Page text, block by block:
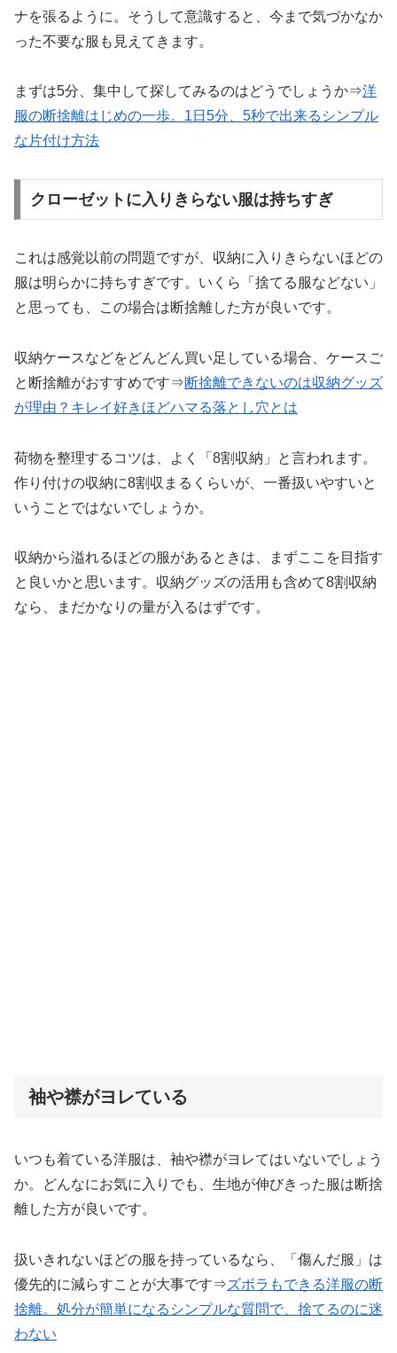
ナを張るように。そうして意識すると、今まで気づかなか
った不要な服も見えてきます。
まずは5分、集中して探してみるのはどうでしょうか⇒洋
服の断捨離はじめの一歩。1日5分、5秒で出来るシンプル
な片付け方法
クローゼットに入りきらない服は持ちすぎ
これは感覚以前の問題ですが、収納に入りきらないほどの
服は明らかに持ちすぎです。いくら「捨てる服などない」
と思っても、この場合は断捨離した方が良いです。
収納ケースなどをどんどん買い足している場合、ケースご
と断捨離がおすすめです⇒断捨離できないのは収納グッズ
が理由？キレイ好きほどハマる落とし穴とは
荷物を整理するコツは、よく「8割収納」と言われます。
作り付けの収納に8割収まるくらいが、一番扱いやすいと
いうことではないでしょうか。
収納から溢れるほどの服があるときは、まずここを目指す
と良いかと思います。収納グッズの活用も含めて8割収納
なら、まだかなりの量が入るはずです。
袖や襟がヨレている
いつも着ている洋服は、袖や襟がヨレてはいないでしょう
か。どんなにお気に入りでも、生地が伸びきった服は断捨
離した方が良いです。
扱いきれないほどの服を持っているなら、「傷んだ服」は
優先的に減らすことが大事です⇒ズボラもできる洋服の断
捨離。処分が簡単になるシンプルな質問で、捨てるのに迷
わない